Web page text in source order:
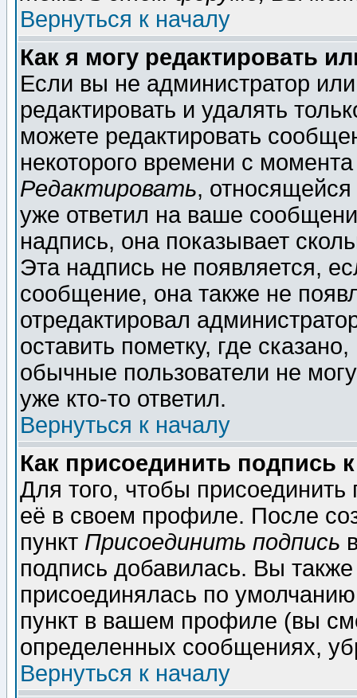
Вернуться к началу
Как я могу редактировать
Если вы не администратор
редактировать и удалять
можете редактировать
некоторого времени с
Редактировать,
уже ответил на ваше
надпись, она показывает
Эта надпись не появляется,
сообщение, она также не
отредактировал
оставить пометку, где
обычные пользователи не
уже кто-то ответил.
Вернуться к началу
Как присоединить подпись
Для того, чтобы
её в своем профиле. После
пункт Присоединить подпись
подпись добавилась. Вы
присоединялась по
пункт в вашем профиле (вы
определенных сообщениях,
Вернуться к началу